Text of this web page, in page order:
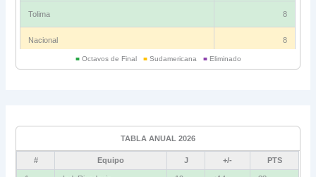
Tolima 8
Nacional 8
Bolívar 5
■Octavos de Final ■Sudamericana ■Eliminado
TABLA ANUAL 2026
# Equipo J +/- PTS